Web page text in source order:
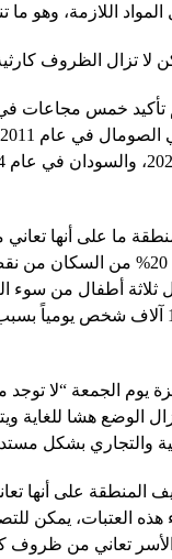
اللازمة، وهو ما
لا تزال الظروف
تأكيد خمس مجاعات
ما على أنها تعاني
يعاني ما لا يقل عن 20% من
أطفال من سوء
شخصان من كل 10 آلاف شخص
يوم الجمعة “لا
الوضع هشا
والتجاري بشكل
المنطقة على أنها
العتبات، يمكن
الأسر تعاني من ظروف